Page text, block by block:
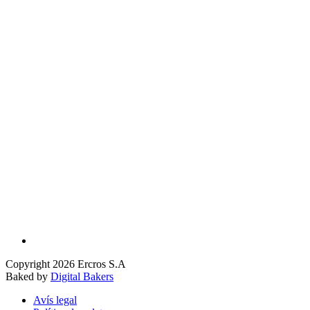
Copyright 2026 Ercros S.A
Baked by Digital Bakers
Avís legal